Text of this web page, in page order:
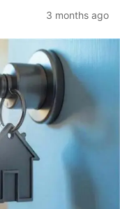
3 months ago